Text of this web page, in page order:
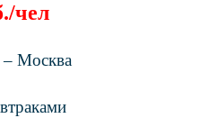
чел
– Москва